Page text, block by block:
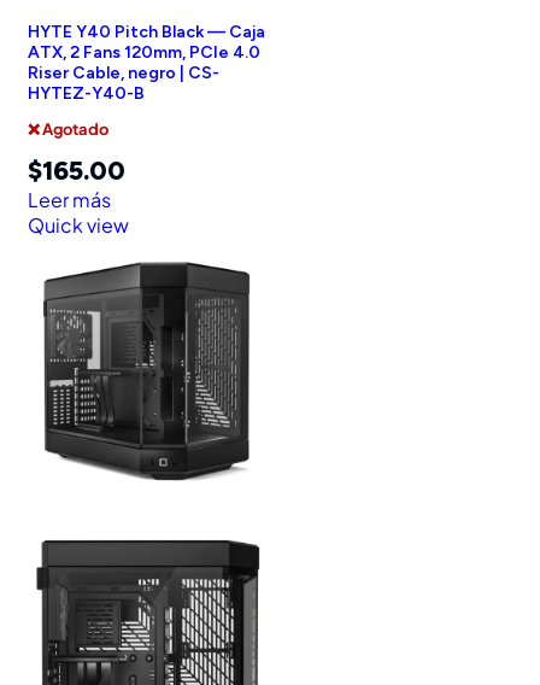
HYTE Y40 Pitch Black — Caja
ATX, 2 Fans 120mm, PCIe 4.0
Riser Cable, negro | CS-
HYTEZ-Y40-B
❌ Agotado
$165.00
Leer más
Quick view